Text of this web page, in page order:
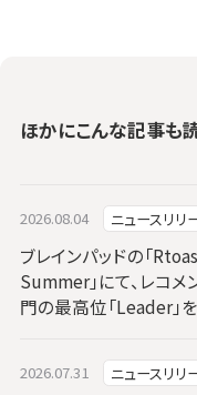
ほかにこんな記事も
2026.08.04 ニュースリリ
ブレインパッドの「
Summer」にて、レコ
門の最高位「Leader」
2026.07.31 ニュースリリ